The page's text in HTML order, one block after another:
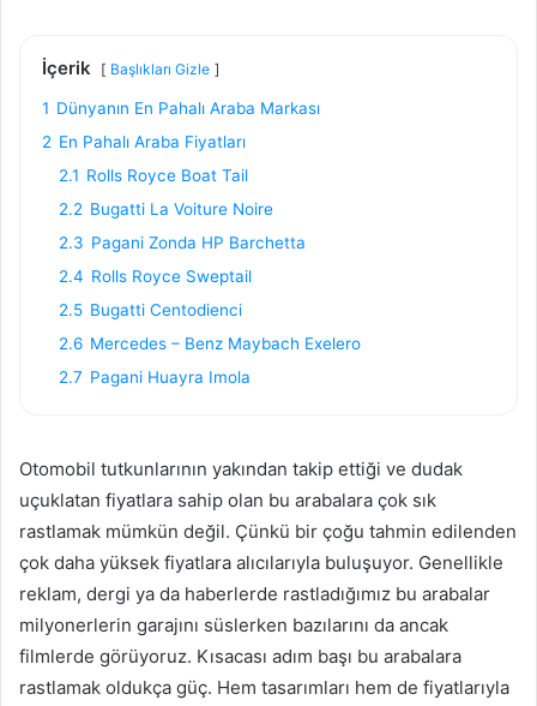
İçerik Başlıkları Gizle
1 Dünyanın En Pahalı Araba Markası
2 En Pahalı Araba Fiyatları
2.1 Rolls Royce Boat Tail
2.2 Bugatti La Voiture Noire
2.3 Pagani Zonda HP Barchetta
2.4 Rolls Royce Sweptail
2.5 Bugatti Centodienci
2.6 Mercedes – Benz Maybach Exelero
2.7 Pagani Huayra Imola
Otomobil tutkunlarının yakından takip ettiği ve dudak
uçuklatan fiyatlara sahip olan bu arabalara çok sık
rastlamak mümkün değil. Çünkü bir çoğu tahmin edilenden
çok daha yüksek fiyatlara alıcılarıyla buluşuyor. Genellikle
reklam, dergi ya da haberlerde rastladığımız bu arabalar
milyonerlerin garajını süslerken bazılarını da ancak
filmlerde görüyoruz. Kısacası adım başı bu arabalara
rastlamak oldukça güç. Hem tasarımları hem de fiyatlarıyla